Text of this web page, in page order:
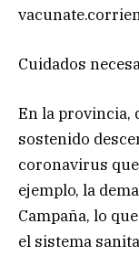
Cuidados
En la provincia,
sostenido
coronavirus
ejemplo, la
Campaña, lo
el sistema